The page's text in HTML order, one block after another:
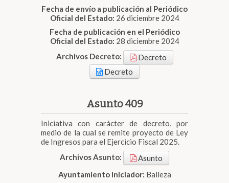
Fecha de envío a publicación al Periódico
Oficial del Estado: 26 diciembre 2024
Fecha de publicación en el Periódico
Oficial del Estado: 28 diciembre 2024
Archivos Decreto:
Decreto
Decreto
Asunto 409
Iniciativa con carácter de decreto, por
medio de la cual se remite proyecto de Ley
de Ingresos para el Ejercicio Fiscal 2025.
Archivos Asunto:
Asunto
Ayuntamiento Iniciador: Balleza